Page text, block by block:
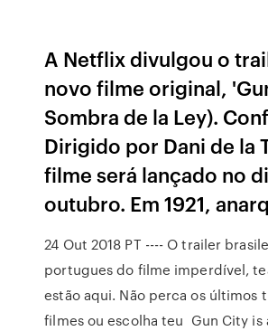
A Netflix divulgou o
novo filme original,
Sombra de la Ley).
Dirigido por Dani de la
filme será lançado no
outubro. Em 1921,
24 Out 2018 PT ---- O trailer
portugues do filme imperdível,
estão aqui. Não perca os últimos
filmes ou escolha teu Gun City is